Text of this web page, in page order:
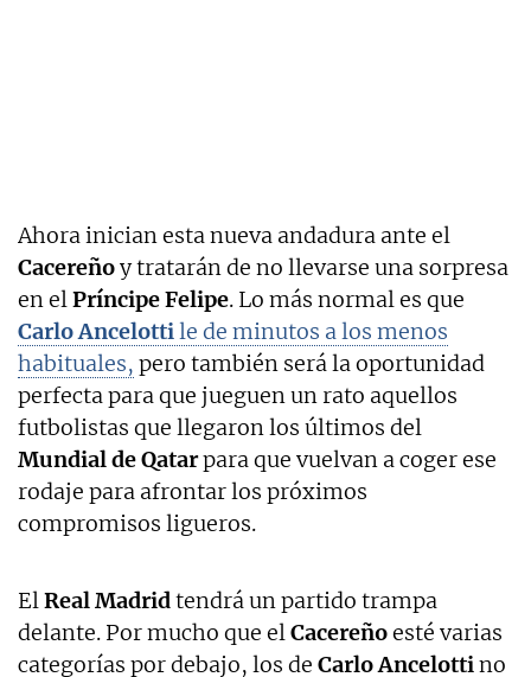
Ahora inician esta nueva andadura ante el
Cacereñoy tratarán de no llevarse una sorpresa
en elPríncipe Felipe. Lo más normal es que
Carlo Ancelottile de minutos a los menos
habituales, pero también será la oportunidad
perfecta para que jueguen un rato aquellos
futbolistas que llegaron los últimos del
Mundial de Qatarpara que vuelvan a coger ese
rodaje para afrontar los próximos
compromisos ligueros.
ElReal Madridtendrá un partido trampa
delante. Por mucho que elCacereñoesté varias
categorías por debajo, los de Carlo Ancelottino